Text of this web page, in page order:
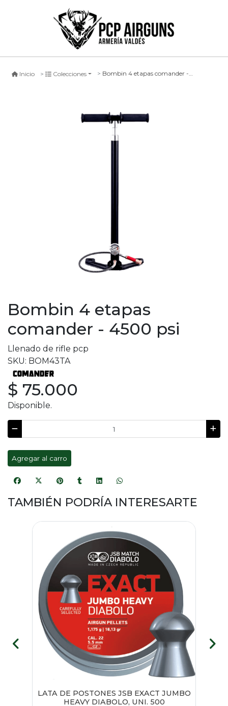
Inicio Colecciones Bombin 4 etapas comander - 4500 psi
Bombin 4 etapas
comander - 4500 psi
Llenado de rifle pcp
SKU: BOM43TA
$ 75.000
Disponible.
Agregar al carro
TAMBIÉN PODRÍA INTERESARTE
LATA DE POSTONES JSB EXACT JUMBO
HEAVY DIABOLO, UNI. 500